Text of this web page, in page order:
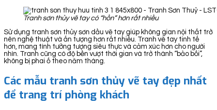
Tranh sơn thủy vẽ tay có “hồn” hơn rất nhiều
Sử dụng tranh sơn thủy sơn dầu vẽ tay giúp không gian nội thất trở
nên nghệ thuật và ấn tượng hơn rất nhiều. Tranh vẽ tay tinh tế
hơn, mang tính tưởng tượng siêu thực và cảm xúc hơn cho người
nhìn. Tranh cũng có độ bền vượt thời gian và trở thành “bảo bối”,
không bị phai ố theo năm tháng.
Các mẫu tranh sơn thủy vẽ tay đẹp nhất
để trang trí phòng khách